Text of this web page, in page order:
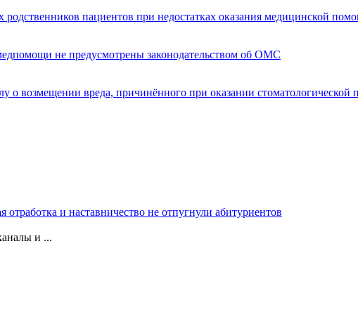
пациентов при недостатках оказания медицинской
не предусмотрены законодательством об ОМС
о возмещении вреда, причинённого при оказании стоматологической
и наставничество не отпугнули абитуриентов
и ...